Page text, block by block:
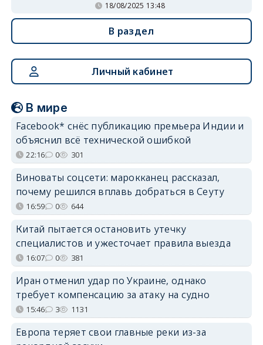
18/08/2025 13:48
В раздел
Личный кабинет
В мире
Facebook* снёс публикацию премьера Индии и
объяснил всё технической ошибкой
22:16 0 301
Виноваты соцсети: марокканец рассказал,
почему решился вплавь добраться в Сеуту
16:59 0 644
Китай пытается остановить утечку
специалистов и ужесточает правила выезда
16:07 0 381
Иран отменил удар по Украине, однако
требует компенсацию за атаку на судно
15:46 3 1131
Европа теряет свои главные реки из-за